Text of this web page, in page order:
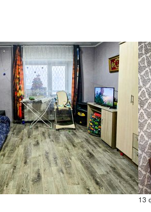
13